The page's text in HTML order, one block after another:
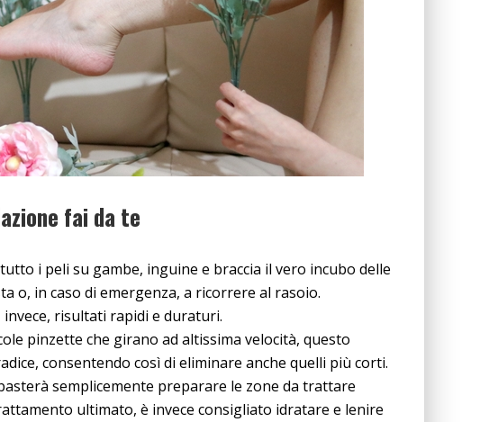
fai da te
i peli su gambe, inguine e braccia il vero incubo delle
o, in caso di emergenza, a ricorrere al rasoio.
invece, risultati rapidi e duraturi.
pinzette che girano ad altissima velocità, questo
consentendo così di eliminare anche quelli più corti.
semplicemente preparare le zone da trattare
ultimato, è invece consigliato idratare e lenire